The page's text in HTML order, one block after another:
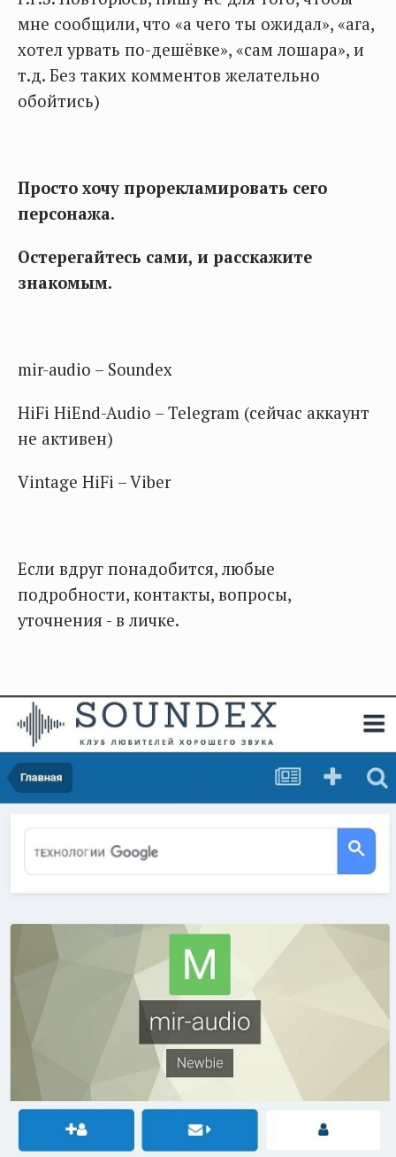
мне сообщили, что «а чего ты ожидал», «ага,
хотел урвать по-дешёвке», «сам лошара», и
т.д. Без таких комментов желательно
обойтись)
Просто хочу прорекламировать сего
персонажа.
Остерегайтесь сами, и расскажите
знакомым.
mir-audio – Soundex
HiFi HiEnd-Audio – Telegram (сейчас аккаунт
не активен)
Vintage HiFi – Viber
Если вдруг понадобится, любые
подробности, контакты, вопросы,
уточнения - в личке.